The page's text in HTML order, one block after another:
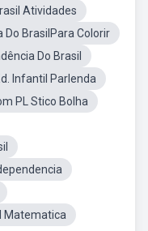
Atividades
Do BrasilPara Colorir
Do Brasil
Infantil Parlenda
PL Stico Bolha
Matematica